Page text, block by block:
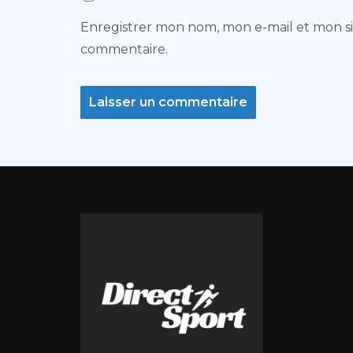
Enregistrer mon nom, mon e-mail et mon
commentaire.